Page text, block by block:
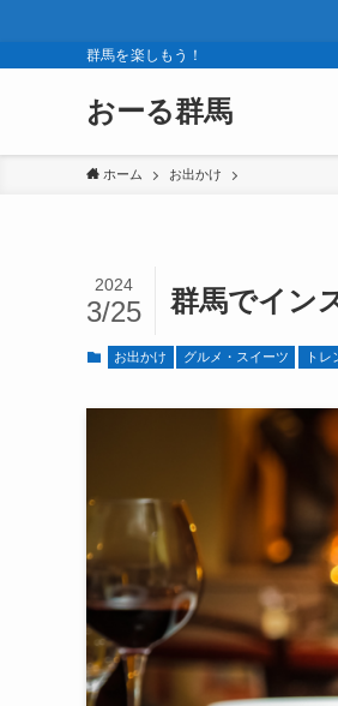
群馬を楽しもう！
おーる群馬
ホーム お出かけ
群馬でイン
2024
3/25
お出かけ グルメ・スイーツ トレ